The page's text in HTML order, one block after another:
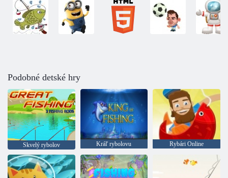
Podobné detské hry
Skvelý rybolov Kráľ rybolovu Rybári Online